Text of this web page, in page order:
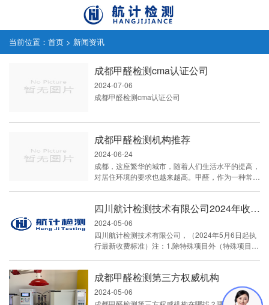
当前位置： 首页 > 新闻资讯
成都甲醛检测cma认证公司
2024-07-06
成都甲醛检测cma认证公司
成都甲醛检测机构推荐
2024-06-24
成都，这座繁华的城市，随着人们生活水平的提高，
对居住环境的要求也越来越高。甲醛，作为一种常见
醛检测机构。本文将为大家推荐几家在成都市场上备
受信赖的甲醛检测机构。首先，我们要介绍的是四川
航计检测技术有限公司。这是一家致力于室内空气检
测和工程质量检测服务的机构，拥有CMA检测资质
和独立实验室。自成立以来，他们一直...
四川航计检测技术有限公司2024年收费标准
2024-05-06
四川航计检测技术有限公司，（2024年5月6日起执
行最新收费标准）注：1.除特殊项目外（特殊项目
作人员重新核算检测周期及成本，并单独报价，请以
实际报价单为准；2.本公示报价京东、淘宝、美团等
平台收费标准同步；3.本收费标准仅委托现场采样，
成都甲醛检测第三方权威机构
2024-05-06